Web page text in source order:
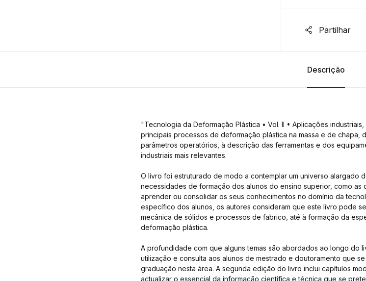
Partilhar
Descrição
"Tecnologia da Deformação Plástica • Vol. II • Aplicações
principais processos de deformação plástica na massa e de chapa,
parâmetros operatórios, à descrição das ferramentas e dos
industriais mais relevantes.
O livro foi estruturado de modo a contemplar um universo alargado
necessidades de formação dos alunos do ensino superior, como
aprender ou consolidar os seus conhecimentos no domínio da
específico dos alunos, os autores consideram que este livro pode
mecânica de sólidos e processos de fabrico, até à formação da
deformação plástica.
A profundidade com que alguns temas são abordados ao longo do
utilização e consulta aos alunos de mestrado e doutoramento que
graduação nesta área. A segunda edição do livro inclui capítulos
actualizar o essencial da informação científica e técnica que se